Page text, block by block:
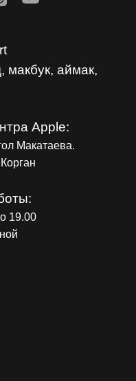
аймак,
Apple:
Макатаева.
19.00